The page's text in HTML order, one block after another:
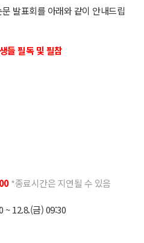
발표회를 아래와 같이 안내드립
들 필독 및 필참
*종료시간은 지연될 수 있음
~ 12.8.(금) 09:30